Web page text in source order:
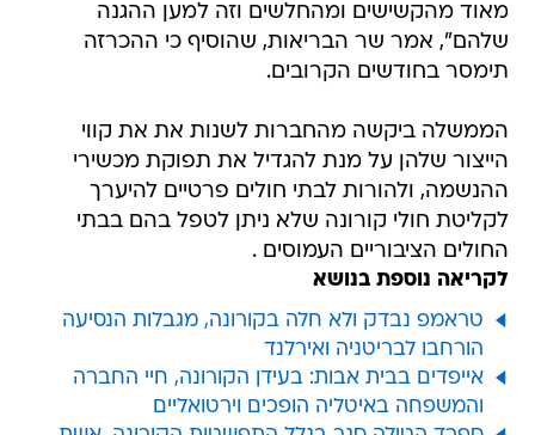
מאוד מהקשישים ומהחלשים וזה למען ההגנה
שלהם", אמר שר הבריאות, שהוסיף כי ההכרזה
תימסר בחודשים הקרובים.
הממשלה ביקשה מהחברות לשנות את את קווי
הייצור שלהן על מנת להגדיל את תפוקת מכשירי
ההנשמה, ולהורות לבתי חולים פרטיים להיערך
לקליטת חולי קורונה שלא ניתן לטפל בהם בבתי
החולים הציבוריים העמוסים .
לקריאה נוספת בנושא
טראמפ נבדק ולא חלה בקורונה, מגבלות הנסיעה
הורחבו לבריטניה ואירלנד
אייפדים בבית אבות: בעידן הקורונה, חיי החברה
והמשפחה באיטליה הופכים וירטואליים